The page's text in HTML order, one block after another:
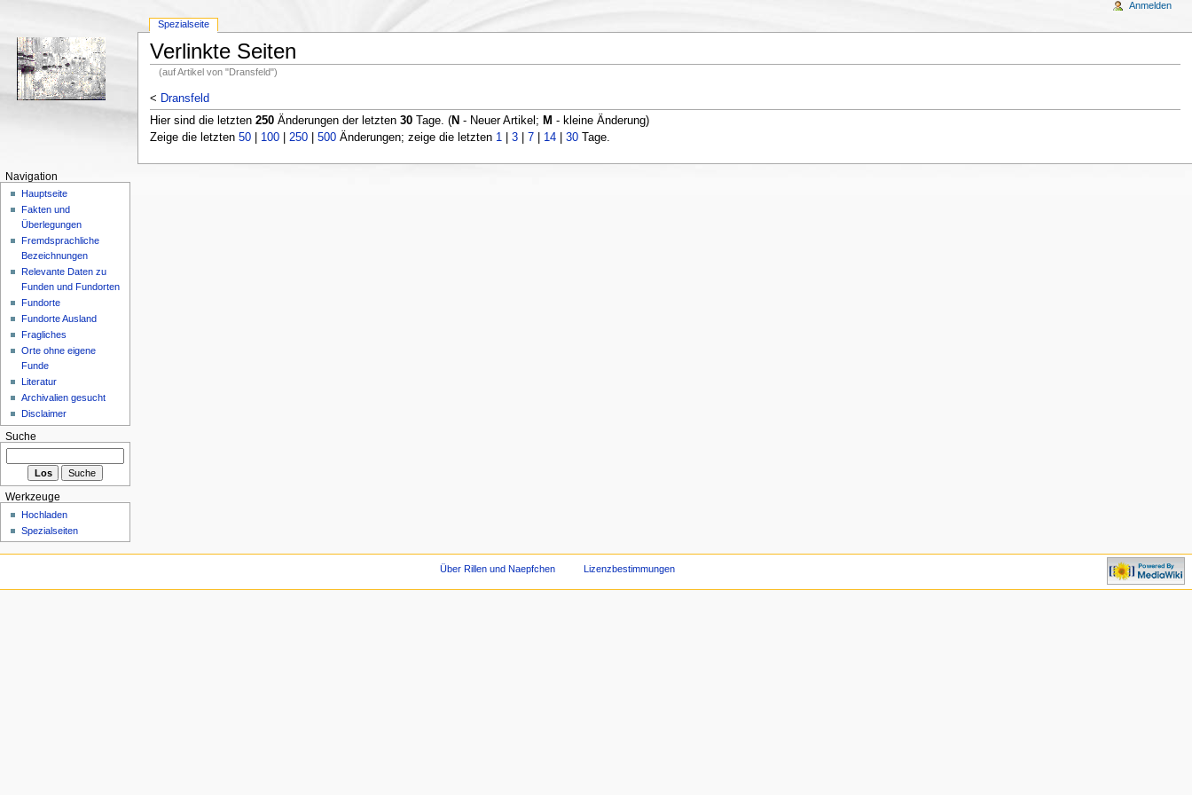
Verlinkte Seiten
(auf Artikel von "Dransfeld")
< Dransfeld
Hier sind die letzten 250Änderungen der letzten 30Tage. (N - Neuer Artikel; M - kleine Änderung)
Zeige die letzten 50| 100| 250| 500Änderungen; zeige die letzten 1| 3| 7| 14| 30Tage.
Spezialseite
Anmelden
Navigation
Hauptseite
Fakten und
Überlegungen
Fremdsprachliche
Bezeichnungen
Relevante Daten zu
Funden und Fundorten
Fundorte
Fundorte Ausland
Fragliches
Orte ohne eigene
Funde
Literatur
Archivalien gesucht
Disclaimer
Suche
Werkzeuge
Hochladen
Spezialseiten
Über Rillen und Naepfchen Lizenzbestimmungen